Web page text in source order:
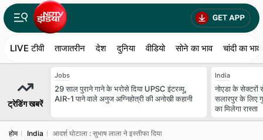
LIVE टीवी ताजातरीन देश दुनिया वीडियो सोने का भाव चांदी का भाव
ट्रेडिंग खबरें
Jobs
29 साल पुराने गाने के भरोसे दिया UPSC इंटरव्यू,
AIR-1 पाने वाले अनुज अग्निहोत्री की अनोखी कहानी
India
नोएडा के सेक्टरों
सलारपुर के लिए
का मिलेगा रास्ता
होम India आदर्श घोटाला : सुभाष लाला ने इस्तीफा दिया